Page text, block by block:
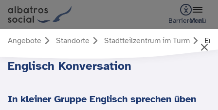
Barrierefrei
Menü
Angebote Standorte Stadtteilzentrum im Turm
Englisch Konversation
In kleiner Gruppe Englisch sprechen üben